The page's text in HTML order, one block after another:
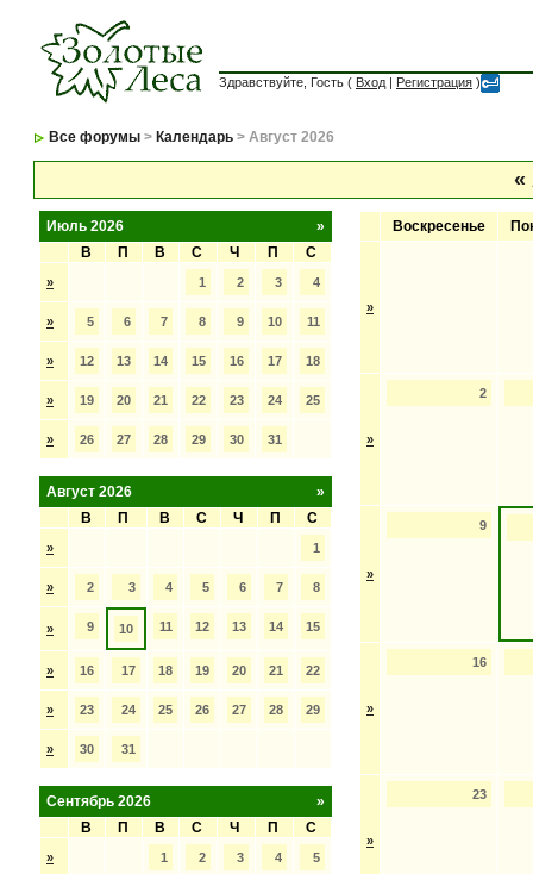
Здравствуйте, Гость ( Вход | Регистрация )
Все форумы > Календарь > Август 2026
«
»
Июль 2026
В
П В С Ч П С
» 1 2 3 4
» 5 6 7 8 9 10 11
» 12 13 14 15 16 17 18
» 19 20 21 22 23 24 25
» 26 27 28 29 30 31
»
Август 2026
В
П В С Ч П С
» 1
» 2 3 4 5 6 7 8
» 9 10 11 12 13 14 15
» 16 17 18 19 20 21 22
» 23 24 25 26 27 28 29
» 30 31
»
Сентябрь 2026
В
П В С Ч П С
» 1 2 3 4 5
Воскресенье
»
»
2
»
9
»
16
»
23